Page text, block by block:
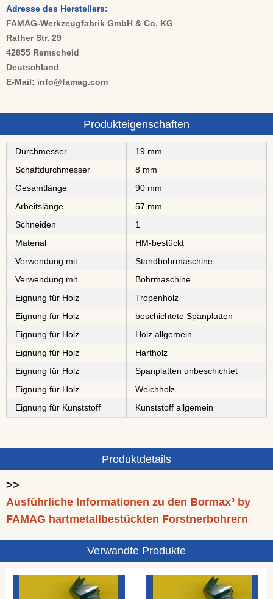
Adresse des Herstellers:
FAMAG-Werkzeugfabrik GmbH & Co. KG
Rather Str. 29
42855 Remscheid
Deutschland
E-Mail: info@famag.com
Produkteigenschaften
Durchmesser
19 mm
Schaftdurchmesser
8 mm
Gesamtlänge
90 mm
Arbeitslänge
57 mm
Schneiden
1
Material
⁠⁠⁠⁠⁠⁠⁠⁠HM-bestückt
Verwendung mit
Standbohrmaschine
Verwendung mit
Bohrmaschine
Eignung für Holz
⁠⁠⁠⁠⁠Tropenholz
Eignung für Holz
⁠⁠⁠⁠⁠⁠⁠⁠⁠⁠beschichtete Spanplatten
Eignung für Holz
Holz allgemein
Eignung für Holz
⁠⁠⁠Hartholz
Eignung für Holz
⁠⁠⁠⁠⁠⁠⁠⁠Spanplatten unbeschichtet
Eignung für Holz
⁠Weichholz
Eignung für Kunststoff
Kunststoff allgemein
Produktdetails
>>
Ausführliche Informationen zu den Bormax³ by
FAMAG hartmetallbestückten Forstnerbohrern
Verwandte Produkte